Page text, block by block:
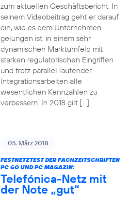
zum aktuellen Geschäftsbericht. In
seinem Videobeitrag geht er darauf
ein, wie es dem Unternehmen
gelungen ist, in einem sehr
dynamischen Marktumfeld mit
starken regulatorischen Eingriffen
und trotz parallel laufender
Integrationsarbeiten alle
wesentlichen Kennzahlen zu
verbessern. In 2018 gilt […]
05. März 2018
FESTNETZTEST DER FACHZEITSCHRIFTEN
PC GO UND PC MAGAZIN:
Telefónica-Netz mit
der Note „gut“